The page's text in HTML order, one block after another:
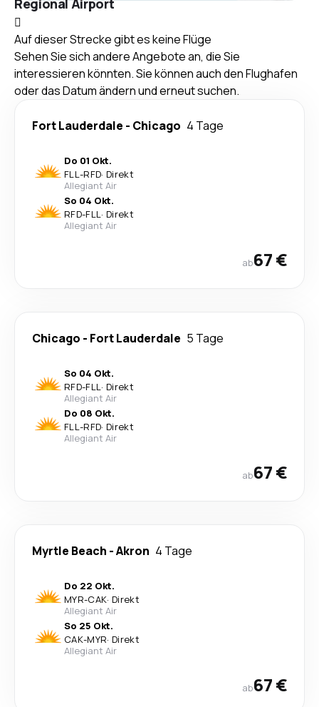
Regional Airport
Auf dieser Strecke gibt es keine Flüge
Sehen Sie sich andere Angebote an, die Sie
interessieren könnten. Sie können auch den Flughafen
oder das Datum ändern und erneut suchen.
Fort Lauderdale - Chicago 4 Tage
Do 01 Okt.
FLL-RFD· Direkt
Allegiant Air
So 04 Okt.
RFD-FLL· Direkt
Allegiant Air
ab67 €
Chicago - Fort Lauderdale 5 Tage
So 04 Okt.
RFD-FLL· Direkt
Allegiant Air
Do 08 Okt.
FLL-RFD· Direkt
Allegiant Air
ab67 €
Myrtle Beach -Akron 4 Tage
Do 22 Okt.
MYR-CAK· Direkt
Allegiant Air
So 25 Okt.
CAK-MYR· Direkt
Allegiant Air
ab67 €